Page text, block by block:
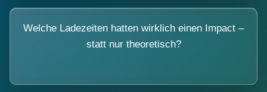
Welche Ladezeiten hatten wirklich einen Impact –
statt nur theoretisch?